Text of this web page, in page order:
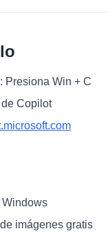
Presiona Win + C
Copilot
imágenes gratis